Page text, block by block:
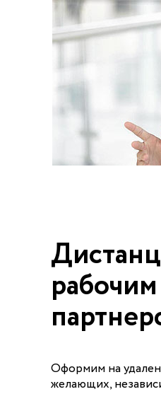
Оформим на
желающих,